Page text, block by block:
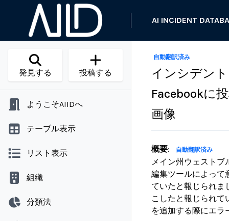
AI INCIDENT
発見する 投稿する
ようこそAIIDへ
テーブル表示
リスト表示
組織
分類法
自動翻訳済み
インシデン
Facebookに
画像
概要: 自動翻訳済み
メイン州ウェストブ
編集ツールによって
ていたと報じられま
こしたと報じられて
を追加する際にエラ